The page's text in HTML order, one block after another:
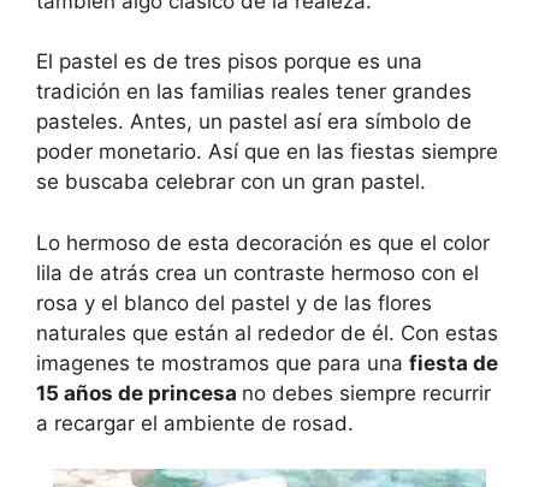
El pastel es de tres pisos porque es una
tradición en las familias reales tener grandes
pasteles. Antes, un pastel así era símbolo de
poder monetario. Así que en las fiestas siempre
se buscaba celebrar con un gran pastel.
Lo hermoso de esta decoración es que el color
lila de atrás crea un contraste hermoso con el
rosa y el blanco del pastel y de las flores
naturales que están al rededor de él. Con estas
imagenes te mostramos que para una fiesta de
15 años de princesa no debes siempre recurrir
a recargar el ambiente de rosad.